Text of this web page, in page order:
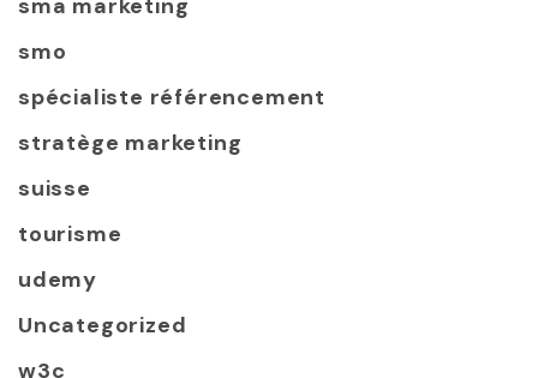
sma marketing
smo
spécialiste référencement
stratège marketing
suisse
tourisme
udemy
Uncategorized
w3c